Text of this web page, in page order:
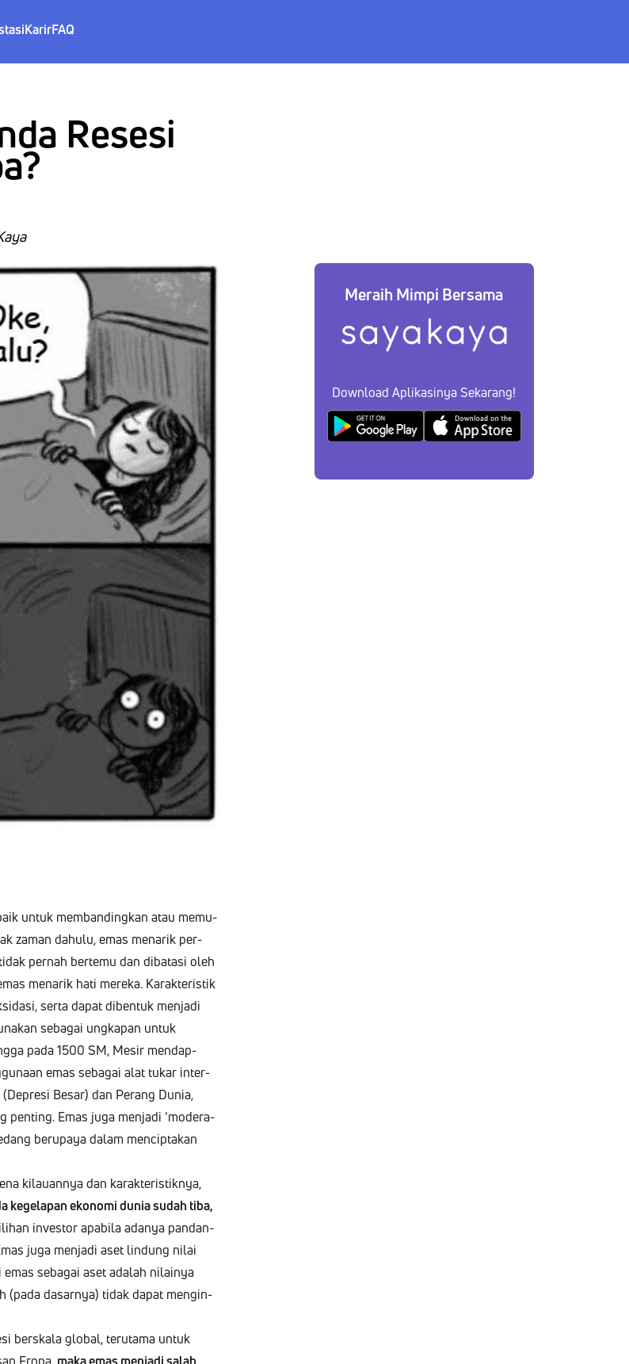
KarirFAQ
Resesi
untuk mem­band­ingkan atau memu­
zaman dahu­lu, emas menarik per­
per­nah berte­mu dan dibatasi oleh
menarik hati mere­ka. Karak­ter­is­tik
ser­ta dap­at diben­tuk men­ja­di
seba­gai ungka­pan untuk
pada 1500 SM, Mesir men­da­p­
emas seba­gai alat tukar inter­
Besar) dan Perang Dunia,
pent­ing. Emas juga men­ja­di ‘mod­er­a­
beru­paya dalam men­cip­takan
kilauan­nya dan karak­ter­is­tiknya,
kege­la­pan ekono­mi dunia sudah tiba,
investor apa­bi­la adanya pan­dan­
juga men­ja­di aset lin­dung nilai
seba­gai aset adalah nilainya
(pada dasarnya) tidak dap­at meng­in­
berskala glob­al, teruta­ma untuk
Meraih Mimpi Bersama
Download Aplikasinya Sekarang!